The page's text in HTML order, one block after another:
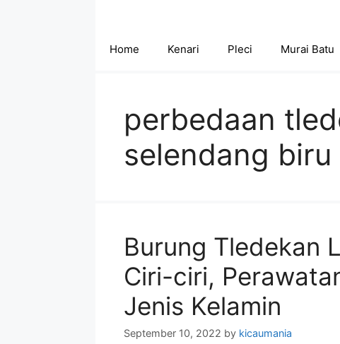
Home Kenari Pleci Murai Batu
perbedaan
selendang biru
Burung Tledekan
Ciri-ciri,
Jenis Kelamin
September 10, 2022 by kicaumania